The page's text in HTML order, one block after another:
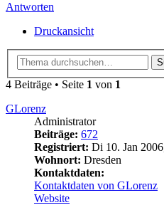
Antworten
Druckansicht
4 Beiträge • Seite 1 von 1
GLorenz
Administrator
Beiträge: 672
Registriert: Di 10. Jan
Wohnort: Dresden
Kontaktdaten:
Kontaktdaten von GLorenz
Website